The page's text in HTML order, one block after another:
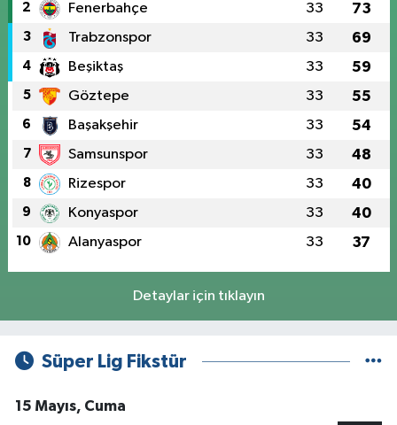
2 Fenerbahçe 33 73
3 Trabzonspor 33 69
4 Beşiktaş 33 59
5 Göztepe 33 55
6 Başakşehir 33 54
7 Samsunspor 33 48
8 Rizespor 33 40
9 Konyaspor 33 40
10 Alanyaspor 33 37
Detaylar için tıklayın
Süper Lig Fikstür
15 Mayıs, Cuma